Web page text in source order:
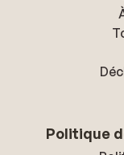
Politique